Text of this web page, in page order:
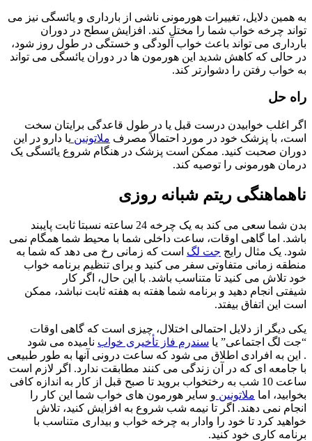
به همین دلایل، تغییرات هورمونی ناشی از بارداری و یائسگی نیز می
تواند چرخه خواب شما را مختل کند. افزایش سطح در دوران
بارداری می تواند باعث خواب آلودگی و خستگی در طول روز شود،
در حالی که کاهش شدید این هورمون ها در دوران یائسگی می تواند
به خواب رفتن را دشوارتر کند.
راه حل
اگر اغلب خوابیدن درست قبل یا در طول قاعدگی برایتان سخت
است، با پزشک خود در مورد احتمالاً مصرف ملاتونین یا دارو در این
دوران صحبت کنید. ممکن است پزشک در هنگام شروع یائسگی یک
درمان هورمونی را توصیه کند.
ناهماهنگی ریتم شبانه روزی
بدن شما سعی می کند به یک چرخه 24 ساعته نسبتا ثابت پایبند
باشد. اما گاهی اوقات، ساعت داخلی شما با محیط شما همگام نمی
شود. یک مثال رایج جت لگ است که زمانی رخ می دهد که شما به
منطقه زمانی متفاوتی سفر می کنید و برای تنظیم برنامه خواب
خود تلاش می کنید تا متناسب باشد. با این حال، اگر کار
شیفتی انجام دهید و برنامه شما هفته به هفته ثابت نباشد، ممکن
است این اتفاق بیفتد.
یکی دیگر از دلایل احتمالی اختلال، چیزی است که گاهی اوقات
“جت لگ اجتماعی” یا سندرم فاز تأخیری خواب نامیده می شود
. این به افرادی اطلاق می شود که ساعت درونی آنها به طور طبیعی
با جامعه ای که در آن زندگی می کنند مطابقت ندارد. اگر لازم است
ساعت 10 شب به رختخواب بروید تا صبح قبل از کار به اندازه کافی
بخوابید، اما ملاتونین و سایر هورمون های خواب شما این کار را
انجام نمی دهند. اگر تا نیمه شب شروع به افزایش کنید، تلاش
خواهید کرد تا خود را وادار به چرخه خواب و بیداری متناسب با
برنامه کاری خود کنید.